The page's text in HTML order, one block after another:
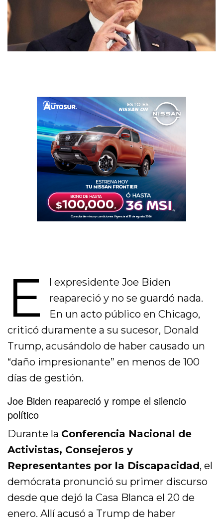
E
l expresidente Joe Biden
reapareció y no se guardó nada.
En un acto público en Chicago,
criticó duramente a su sucesor, Donald
Trump, acusándolo de haber causado un
“daño impresionante” en menos de 100
días de gestión.
Joe Biden reapareció y rompe el silencio
político
Durante la Conferencia Nacional de
Activistas, Consejeros y
Representantes por la Discapacidad, el
demócrata pronunció su primer discurso
desde que dejó la Casa Blanca el 20 de
enero. Allí acusó a Trump de haber